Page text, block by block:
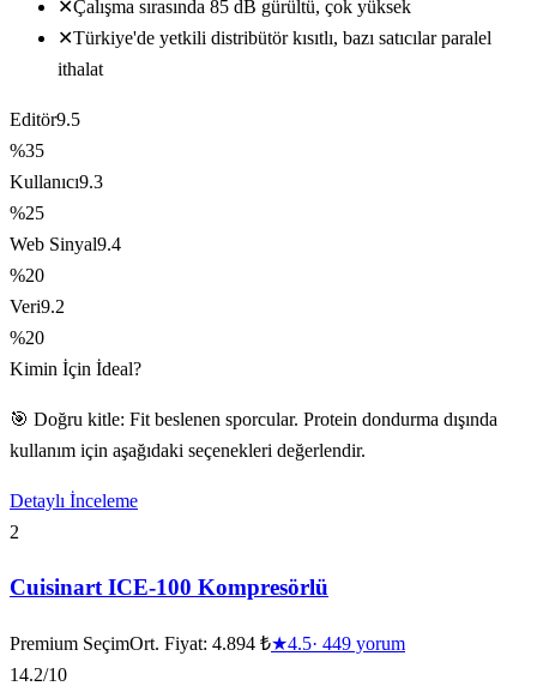
✕Çalışma sırasında 85 dB gürültü, çok yüksek
✕Türkiye'de yetkili distribütör kısıtlı, bazı satıcılar paralel
ithalat
Editör9.5
%35
Kullanıcı9.3
%25
Web Sinyal9.4
%20
Veri9.2
%20
Kimin İçin İdeal?
🎯 Doğru kitle: Fit beslenen sporcular. Protein dondurma dışında
kullanım için aşağıdaki seçenekleri değerlendir.
Detaylı İnceleme
2
Cuisinart ICE-100 Kompresörlü
Premium SeçimOrt. Fiyat: 4.894 ₺★4.5· 449 yorum
14.2/10